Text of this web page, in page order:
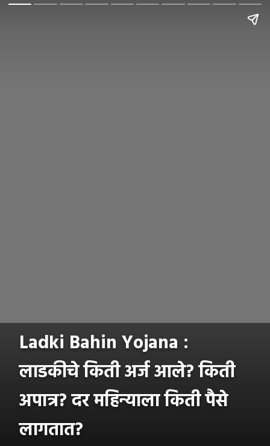
Ladki Bahin Yojana :
लाडकीचे किती अर्ज आले? किती
अपात्र? दर महिन्याला किती पैसे
लागतात?